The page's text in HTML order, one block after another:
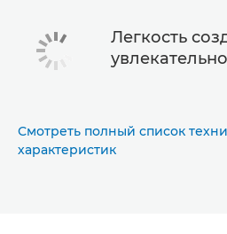
Легкость
Смотреть полный список
характеристик